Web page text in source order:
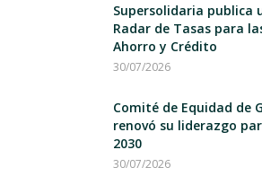
Supersolidaria publica
Radar de Tasas para
Ahorro y Crédito
30/07/2026
Comité de Equidad de
renovó su liderazgo
2030
30/07/2026